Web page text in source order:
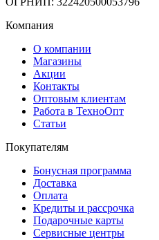
Компания
О компании
Магазины
Акции
Контакты
Оптовым клиентам
Работа в ТехноОпт
Статьи
Покупателям
Бонусная программа
Доставка
Оплата
Кредиты и рассрочка
Подарочные карты
Сервисные центры